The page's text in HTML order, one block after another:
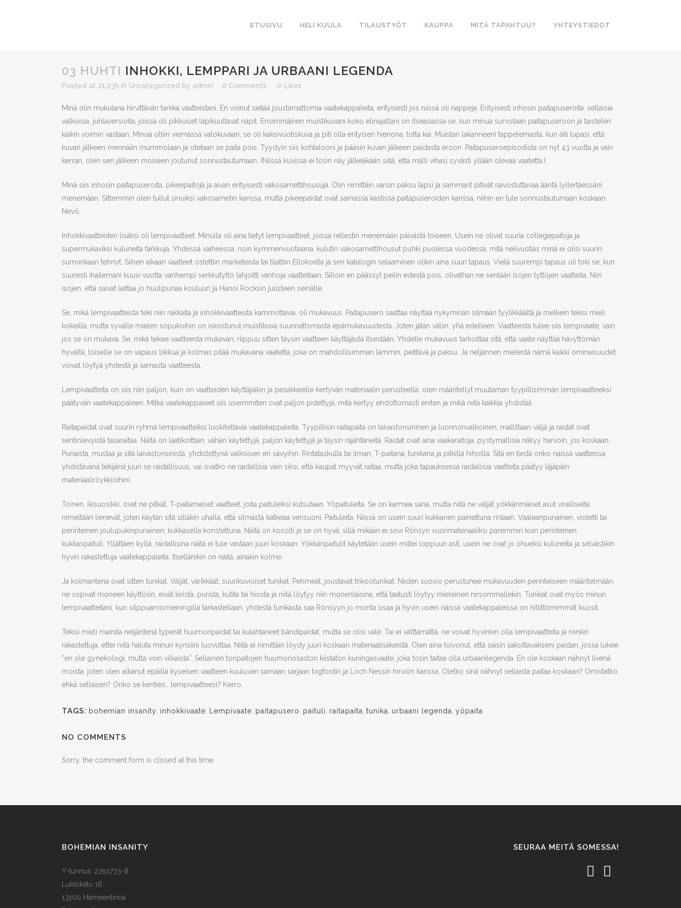
ETUSIVU HELI KUULA TILAUSTYÖT KAUPPA MITÄ TAPAHTUU? YHTEYSTIEDOT
03 HUHTI INHOKKI, LEMPPARI JA URBAANI LEGENDA
Posted at 21:23h in Uncategorized by admin 0 Comments 0 Likes
Minä olin mukulana hirvittävän tarkka vaatteistani. En voinut sietää joustamattomia vaatekappaleita, erityisesti jos niissä oli nappeja. Erityisesti inhosin paitapuseroita, sellaisia
valkoisia, juhlaversioita, joissa oli pikkuiset läpikuultavat napit. Ensimmäinen muistikuvani koko elinajaltani on itseasiassa se, kun minua survotaan paitapuseroon ja taistelen
kaikin voimin vastaan. Minua oltiin viemässä valokuvaan, se oli kaksivuotiskuva ja piti olla erityisen hienona, totta kai. Muistan lakanneeni tappelemasta, kun äiti lupasi, että
kuvan jälkeen mennään mummolaan ja otetaan se paita pois. Tyydyin siis kohtalooni ja pääsin kuvan jälkeen paidasta eroon. Paitapuseroepisodista on nyt 43 vuotta ja vain
kerran, olen sen jälkeen moiseen joutunut sonnustautumaan. (Niissä kuvissa ei tosin näy jälkeäkään siitä, että malli vihasi syvästi yllään olevaa vaatetta.)
Minä siis inhosin paitapuseroita, pikeepaitoja ja aivan erityisesti vakosamettihousuja. Olin nimittäin varsin paksu lapsi ja sammarit pitivät raivostuttavaa ääntä lyllertäessäni
menemään. Sittemmin olen tullut sinuiksi vakosametin kanssa, mutta pikeepaidat ovat samassa kastissa paitapuseroiden kanssa, niihin en tule sonnustautumaan koskaan.
Nevö.
Inhokkivaatteiden lisäksi oli lempivaatteet. Minulla oli aina tietyt lempivaatteet, joissa rellestin menemään päivästä toiseen. Usein ne olivat suuria collegepaitoja ja
supermukaviksi kuluneita farkkuja. Yhdessä vaiheessa, noin kymmenvuotiaana, kulutin vakosamettihousut puhki puolessa vuodessa, mitä nelivuotias minä ei olisi suurin
surminkaan tehnyt. Siihen aikaan vaatteet ostettiin marketeista tai tilattiin Ellokselta ja sen katalogin selaaminen olikin aina suuri tapaus. Vielä suurempi tapaus oli toki se, kun
suuresti ihailemani kuusi vuotta vanhempi serkkutyttö lahjoitti vanhoja vaatteitaan. Silloin en päässyt peilin edestä pois, olivathan ne sentään isojen tyttöjen vaatteita. Niin
isojen, että saivat laittaa jo huulipunaa kouluun ja Hanoi Rocksin julisteen seinälle.
Se, mikä lempivaatteista teki niin rakkaita ja inhokkivaatteista kammottavia, oli mukavuus. Paitapusero saattaa näyttää nykyminän silmään tyylikkäältä ja melkein tekisi mieli
kokeilla, mutta syvälle mielen sopukoihin on iskostunut muistikuva suunnattomasta epämukavuudesta. Joten jätän väliin, yhä edelleen. Vaatteesta tulee siis lempivaate, vain
jos se on mukava. Se, mikä tekee vaatteesta mukavan, riippuu sitten täysin vaatteen käyttäjästä itsestään. Yhdelle mukavuus tarkoittaa sitä, että vaate näyttää hävyttömän
hyvältä, toiselle se on vapaus liikkua ja kolmas pitää mukavana vaatetta, joka on mahdollisimman lämmin, peittävä ja paksu. Ja neljännen mielestä nämä kaikki ominaisuudet
voivat löytyä yhdestä ja samasta vaatteesta.
Lempivaatteita on siis niin paljon, kuin on vaatteiden käyttäjiäkin ja pesäkkeelle kertyvän materiaalin perusteella, olen määritellyt muutaman tyypillisimmän lempivaatteeksi
päätyvän vaatekappaleen. Mitkä vaatekappaleet siis useimmiten ovat paljon pidettyjä, mitä kertyy ehdottomasti eniten ja mikä niitä kaikkia yhdistää.
Raitapaidat ovat suurin ryhmä lempivaatteiksi luokiteltavia vaatekappaleita. Tyypillisin raitapaita on laivastonsininen ja luonnonvalkoinen, malliltaan väljä ja raidat ovat
sentinlevyistä tasaraitaa. Näitä on laatikoittain, vähän käytettyjä, paljon käytettyjä ja täysin räjähtäneitä. Raidat ovat aina vaakaraitoja, pystymallisia näkyy harvoin, jos koskaan.
Punaista, mustaa ja sitä laivastonsinistä, yhdistettynä valkoisen eri sävyihin. Rintataskulla tai ilman, T-paitana, tunikana ja pitkillä hihoilla. Sitä en tiedä onko näissä vaatteissa
yhdistävänä tekijänä juuri se raidallisuus, vai ovatko ne raidallisia vain siksi, että kaupat myyvät raitaa, mutta joka tapauksessa raidallisia vaatteita päätyy läjäpäin
materiaaliröykkiöihini.
Toinen, ikisuosikki, ovat ne pitkät, T-paitamaiset vaatteet, joita paituleiksi kutsutaan. Yöpaituleita. Se on karmea sana, mutta niitä ne väljät yökkärimäiset asut viralliselta
nimeltään lienevät, joten käytän sitä silläkin uhalla, että silmästä katkeaa verisuoni. Paituleita. Niissä on usein suuri kukkanen painettuna rintaan. Vaaleanpunainen, violetti tai
perinteinen joulupukinpunainen, kukkasella koristettuna. Näitä on kosolti ja se on hyvä, sillä mikään ei sovi Rönsyn vuorimateriaaliksi paremmin kuin perinteinen
kukkaspaituli. Yllättäen kyllä, raidallisina näitä ei tule vastaan juuri koskaan. Yökkäripaitulit käytetään usein miltei loppuun asti, usein ne ovat jo ohueksi kuluneita ja selvästikin
hyvin rakastettuja vaatekappaleita. Itsellänikin on näitä, ainakin kolme.
Ja kolmantena ovat sitten tunikat. Väljät, värikkäät, suurikuvioiset tunikat. Pehmeät, joustavat trikootunikat. Niiden suosio perustunee mukavuuden perinteiseen määritelmään,
ne sopivat moneen käyttöön, eivät kiristä, purista, kutita tai hiosta ja niitä löytyy niin monenlaisina, että taatusti löytyy mieleinen nirsommallekin. Tunikat ovat myös minun
lempivaatteitani, kun silppuamismeiningillä tarkastellaan, yhdestä tunikasta saa Rönsyyn jo monta osaa ja hyvin usein näissä vaatekappaleissa on hillittömimmät kuosit.
Tekisi mieli mainita neljäntenä typerät huumoripaidat tai kulahtaneet bändipaidat, mutta se olisi vale. Tai ei välttämättä, ne voivat hyvinkin olla lempivaatteita ja niinkin
rakastettuja, ettei niitä haluta minun kynsiini luovuttaa. Niitä ei nimittäin löydy juuri koskaan materiaalisäkeistä. Olen aina toivonut, että saisin saksittavakseni paidan, jossa lukee
”en ole gynekologi, mutta voin vilkaista”. Sellainen toripaitojen huumoriosaston kiistaton kuningasvaate, joka tosin taitaa olla urbaanilegenda. En ole koskaan nähnyt livenä
moista, joten olen alkanut epäillä kyseisen vaatteen kuuluvan samaan sarjaan bigfootin ja Loch Nessin hirviön kanssa. Oletko sinä nähnyt sellaista paitaa koskaan? Omistatko
ehkä sellaisen? Onko se kenties… lempivaatteesi? Kerro.
TAGS: bohemian insanity inhokkivaate Lempivaate paitapusero paituli raitapaita tunika urbaani legenda yöpaita
NO COMMENTS
Sorry, the comment form is closed at this time.
BOHEMIAN INSANITY
Y-tunnus: 2291733-8
Lukiokatu 16
13100 Hämeenlinna
SEURAA MEITÄ SOMESSA!